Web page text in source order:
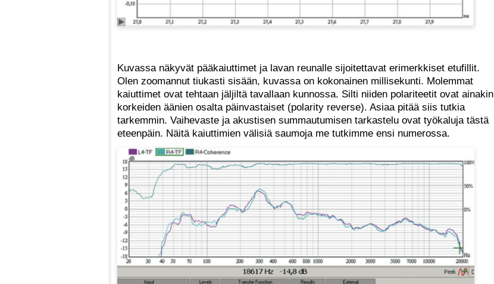
Kuvassa näkyvät pääkaiuttimet ja lavan reunalle sijoitettavat erimerkkiset etufillit.
Olen zoomannut tiukasti sisään, kuvassa on kokonainen millisekunti. Molemmat
kaiuttimet ovat tehtaan jäljiltä tavallaan kunnossa. Silti niiden polariteetit ovat ainakin
korkeiden äänien osalta päinvastaiset (polarity reverse). Asiaa pitää siis tutkia
tarkemmin. Vaihevaste ja akustisen summautumisen tarkastelu ovat työkaluja tästä
eteenpäin. Näitä kaiuttimien välisiä saumoja me tutkimme ensi numerossa.